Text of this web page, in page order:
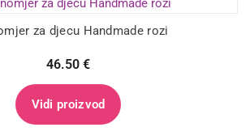
za djecu Handmade rozi
46.50 €
Vidi proizvod